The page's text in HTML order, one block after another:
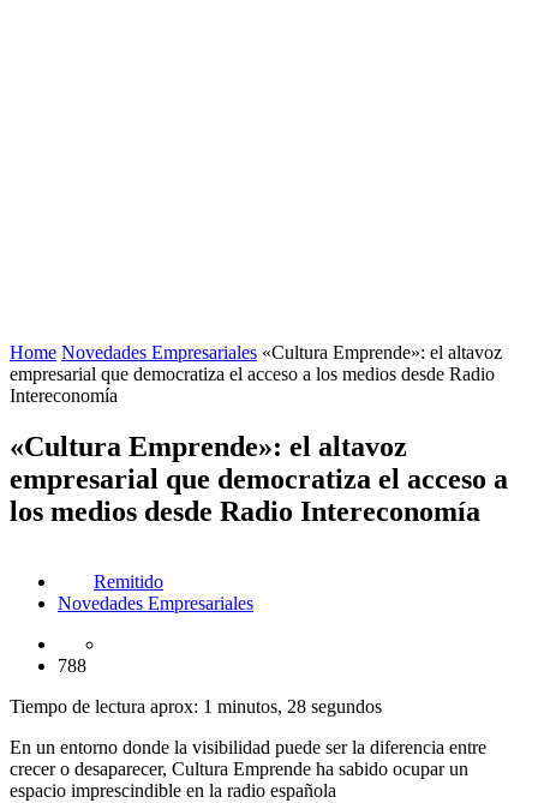
Home Novedades Empresariales «Cultura Emprende»: el altavoz
empresarial que democratiza el acceso a los medios desde Radio
Intereconomía
«Cultura Emprende»: el altavoz
empresarial que democratiza el acceso a
los medios desde Radio Intereconomía
Remitido
Novedades Empresariales
788
Tiempo de lectura aprox: 1 minutos, 28 segundos
En un entorno donde la visibilidad puede ser la diferencia entre
crecer o desaparecer, Cultura Emprende ha sabido ocupar un
espacio imprescindible en la radio española